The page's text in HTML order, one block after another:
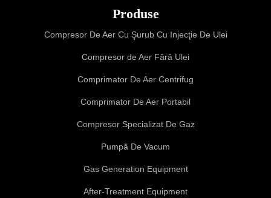
Produse
Compresor De Aer Cu Şurub Cu Injecţie De Ulei
Compresor de Aer Fără Ulei
Comprimator De Aer Centrifug
Comprimator De Aer Portabil
Compresor Specializat De Gaz
Pumpă De Vacum
Gas Generation Equipment
After-Treatment Equipment